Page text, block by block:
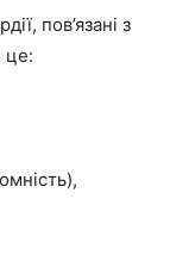
пов’язані з
це: